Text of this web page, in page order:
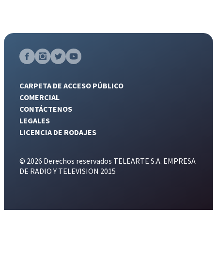
CARPETA DE ACCESO PÚBLICO
COMERCIAL
CONTÁCTENOS
LEGALES
LICENCIA DE RODAJES
© 2026 Derechos reservados TELEARTE S.A. EMPRESA
DE RADIO Y TELEVISION 2015